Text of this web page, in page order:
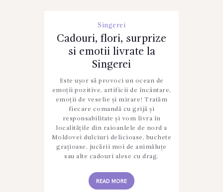
Singerei
Cadouri, flori, surprize
si emotii livrate la
Singerei
Este ușor să provoci un ocean de
emoții pozitive, artificii de încântare,
emoții de veselie și mirare! Tratăm
fiecare comandă cu grijă și
responsabilitate și vom livra în
localitățile din raioanlele de nord a
Moldovei dulciuri delicioase, buchete
grațioase, jucării moi de animăluțe
sau alte cadouri alese cu drag.
READ MORE